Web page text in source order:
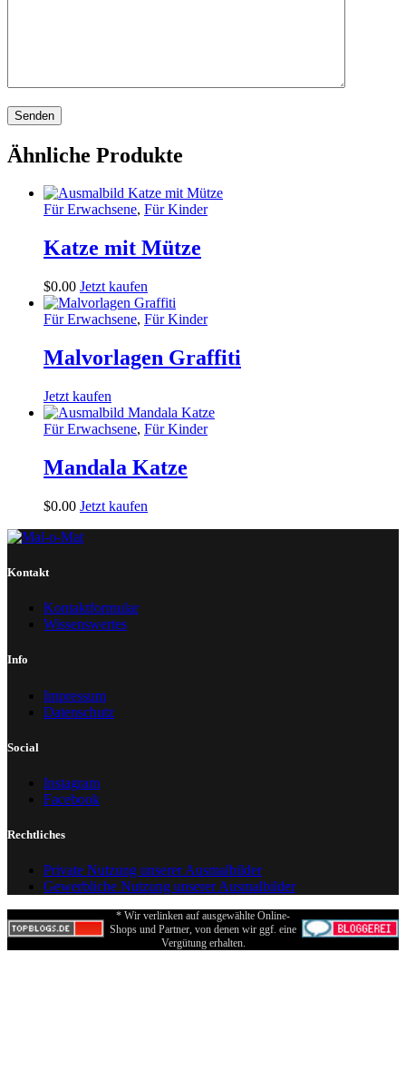
Ähnliche Produkte
Für Erwachsene, Für Kinder
Katze mit Mütze
$0.00 Jetzt kaufen
Für Erwachsene, Für Kinder
Malvorlagen Graffiti
Jetzt kaufen
Für Erwachsene, Für Kinder
Mandala Katze
$0.00 Jetzt kaufen
Kontakt
Kontaktformular
Wissenswertes
Info
Impressum
Datenschutz
Social
Instagram
Facebook
Rechtliches
Private Nutzung unserer Ausmalbilder
Gewerbliche Nutzung unserer Ausmalbilder
* Wir verlinken auf ausgewählte Online-
Shops und Partner, von denen wir ggf. eine
Vergütung erhalten.